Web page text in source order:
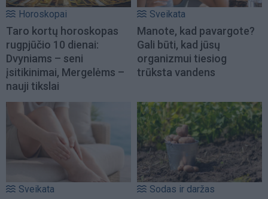
Horoskopai
Taro kortų horoskopas
rugpjūčio 10 dienai:
Dvyniams – seni
įsitikinimai, Mergelėms –
nauji tikslai
Sveikata
Manote, kad pavargote?
Gali būti, kad jūsų
organizmui tiesiog
trūksta vandens
Sveikata Sodas ir daržas